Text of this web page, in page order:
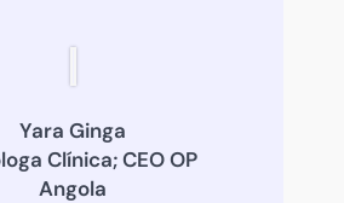
Yara Ginga
Clínica; CEO OP
Angola